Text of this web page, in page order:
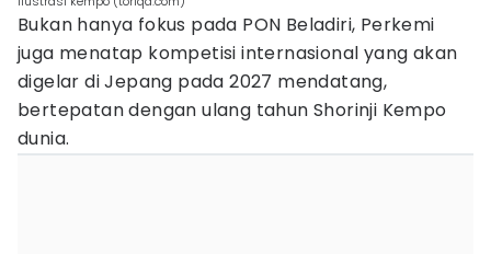
Bukan hanya fokus pada PON Beladiri, Perkemi
juga menatap kompetisi internasional yang akan
digelar di Jepang pada 2027 mendatang,
bertepatan dengan ulang tahun Shorinji Kempo
dunia.